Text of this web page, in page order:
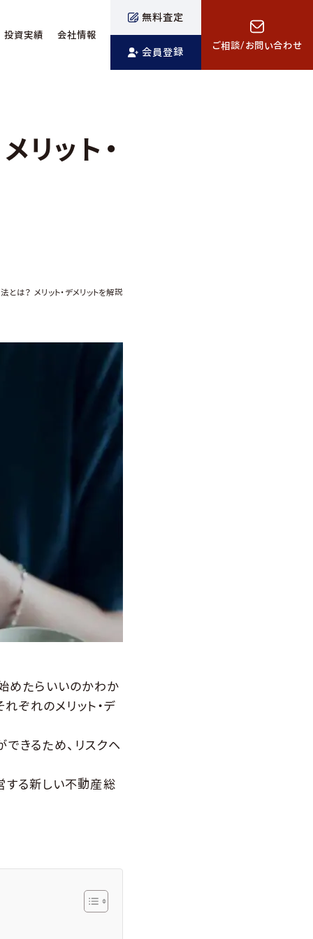
投資実績 会社情報
無料査定
会員登録
ご相談/お問い合わせ
リット・
は？ メリット・デメリットを解説
めたらいいのかわか
ぞれのメリット・デ
きるため、リスクヘ
る新しい不動産総